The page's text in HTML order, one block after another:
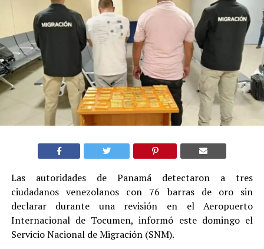
Las autoridades de Panamá detectaron a tres
ciudadanos venezolanos con 76 barras de oro sin
declarar durante una revisión en el Aeropuerto
Internacional de Tocumen, informó este domingo el
Servicio Nacional de Migración (SNM).